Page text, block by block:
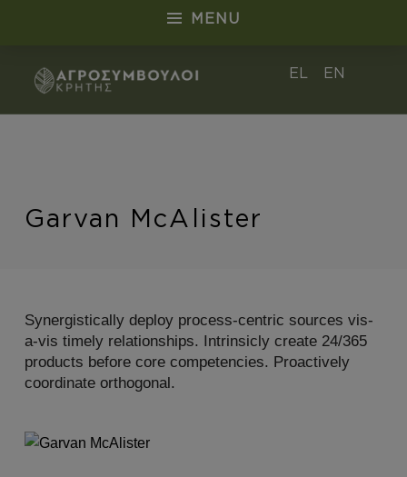
Garvan McAlister - Αγροσύμβουλοι
MENU
EL EN
Introduction
Garvan McAlister
G
a
v
Synergistically deploy process-centric sources vis-
a-vis timely relationships. Intrinsicly create 24/365
products before core competencies. Proactively
coordinate orthogonal.